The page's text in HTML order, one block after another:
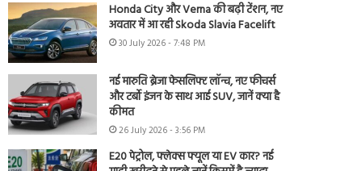
Honda City और Verna की बढ़ी टेंशन, नए
अवतार में आ रही Skoda Slavia Facelift
30 July 2026 - 7:48 PM
नई मारुति ब्रेजा फेसलिफ्ट लॉन्च, नए फीचर्स
और टर्बो इंजन के साथ आई SUV, जानें क्या है
कीमत
26 July 2026 - 3:56 PM
E20 पेट्रोल, फ्लेक्स फ्यूल या EV कार? नई